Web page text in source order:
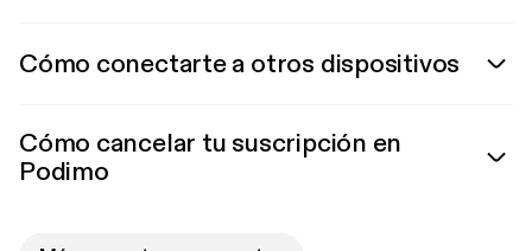
Cómo conectarte a otros dispositivos
Cómo cancelar tu suscripción en
Podimo